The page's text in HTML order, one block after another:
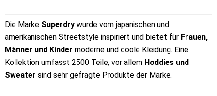
Die Marke Superdry wurde vom japanischen und
amerikanischen Streetstyle inspiriert und bietet für Frauen,
Männer und Kinder moderne und coole Kleidung. Eine
Kollektion umfasst 2500 Teile, vor allem Hoddies und
Sweater sind sehr gefragte Produkte der Marke.